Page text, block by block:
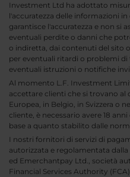
Investment Ltd ha adottato
l'accuratezza delle informazioni
garantisce l'accuratezza e non si
eventuali perdite o danni che
o indiretta, dai contenuti del sito
per eventuali ritardi o problemi di
eventuali istruzioni o notifiche
Al momento L.F. Investment
accettare clienti che si trovano al
Europea, in Belgio, in Svizzera o
cliente, è necessario avere 18
base a quanto stabilito dalle
I nostri fornitori di servizi di
autorizzata e regolamentata dalla
ed Emerchantpay Ltd., società
Financial Services Authority